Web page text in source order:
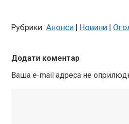
Рубрики:Анонси | Новини |
Додати коментар
Ваша e-mail адреса не